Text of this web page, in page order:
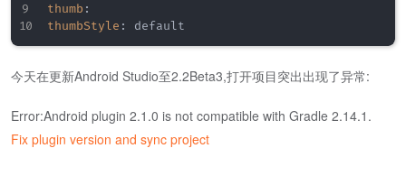
thumb :
thumbStyle : default
今天在更新Android Studio至2.2Beta3,打开项目突出出现了异常:
Error:Android plugin 2.1.0 is not compatible with Gradle 2.14.1.
Fix plugin version and sync project